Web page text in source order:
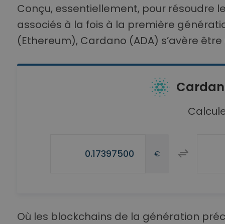
Conçu, essentiellement, pour résoudre
associés à la fois à la première
(Ethereum), Cardano (ADA) s’avère
€
Où les blockchains de la génération